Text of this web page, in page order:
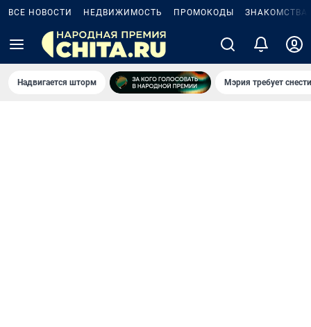
ВСЕ НОВОСТИ НЕДВИЖИМОСТЬ ПРОМОКОДЫ ЗНАКОМСТВА
Надвигается шторм Мэрия требует